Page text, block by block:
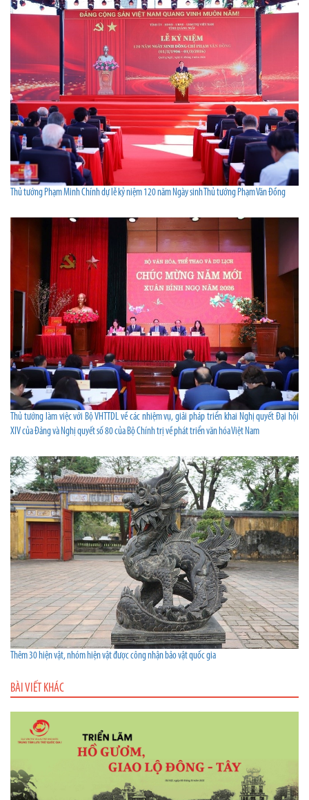
Thủ tướng Phạm Minh Chính dự lễ kỷ niệm 120 năm Ngày sinh Thủ tướng Phạm Văn Đồng
Thủ tướng làm việc với Bộ VHTTDL về các nhiệm vụ, giải pháp triển khai Nghị quyết Đại hội
XIV của Đảng và Nghị quyết số 80 của Bộ Chính trị về phát triển văn hóa Việt Nam
Thêm 30 hiện vật, nhóm hiện vật được công nhận bảo vật quốc gia
BÀI VIẾT KHÁC